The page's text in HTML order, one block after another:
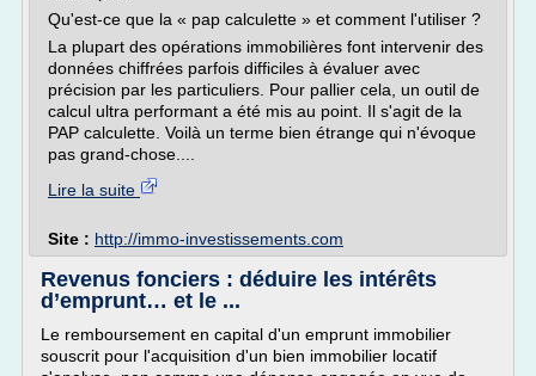
Qu'est-ce que la « pap calculette » et comment l'utiliser ?
La plupart des opérations immobilières font intervenir des
données chiffrées parfois difficiles à évaluer avec
précision par les particuliers. Pour pallier cela, un outil de
calcul ultra performant a été mis au point. Il s'agit de la
PAP calculette. Voilà un terme bien étrange qui n'évoque
pas grand-chose....
Lire la suite
Site : http://immo-investissements.com
Revenus fonciers : déduire les intérêts
d’emprunt… et le ...
Le remboursement en capital d'un emprunt immobilier
souscrit pour l'acquisition d'un bien immobilier locatif